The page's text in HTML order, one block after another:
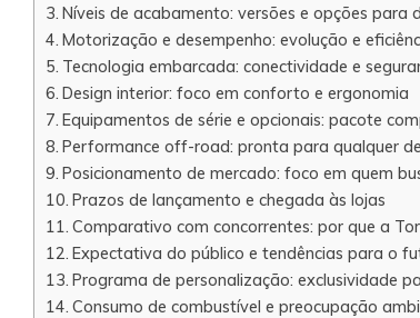
Níveis de acabamento: versões e opções para
Motorização e desempenho: evolução e
Tecnologia embarcada: conectividade e
Design interior: foco em conforto e ergonomia
Equipamentos de série e opcionais: pacote
Performance off-road: pronta para qualquer
Posicionamento de mercado: foco em quem
Prazos de lançamento e chegada às lojas
Comparativo com concorrentes: por que a
Expectativa do público e tendências para o
Programa de personalização: exclusividade
Consumo de combustível e preocupação